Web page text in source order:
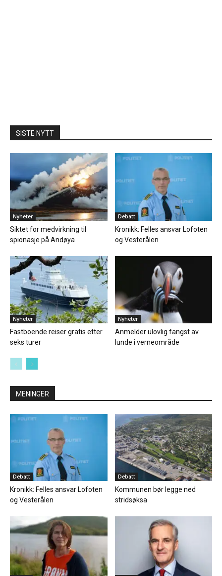
SISTE NYTT
Nyheter
Siktet for medvirkning til
spionasje på Andøya
Debatt
Kronikk: Felles ansvar Lofoten
og Vesterålen
Nyheter
Fastboende reiser gratis etter
seks turer
Nyheter
Anmelder ulovlig fangst av
lunde i verneområde
MENINGER
Debatt
Kronikk: Felles ansvar Lofoten
og Vesterålen
Debatt
Kommunen bør legge ned
stridsøksa